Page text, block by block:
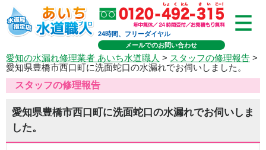
24時間、フリーダイヤル
メールでのお問い合わせ
愛知の水漏れ修理業者 あいち水道職人 > スタッフの修理報告 >
愛知県豊橋市西口町に洗面蛇口の水漏れでお伺いしました。
スタッフの修理報告
愛知県豊橋市西口町に洗面蛇口の水漏れでお伺いしま
した。